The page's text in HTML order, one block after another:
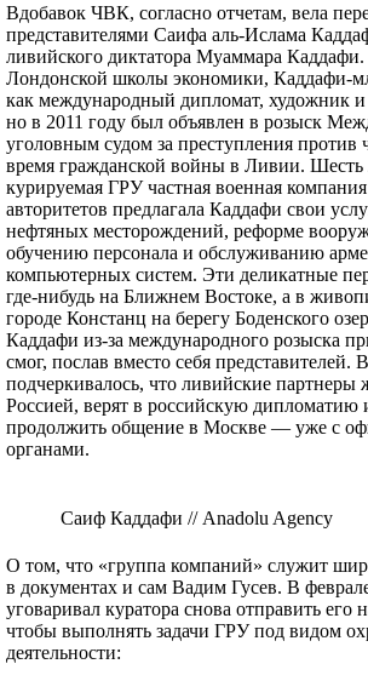
Вдобавок ЧВК, согласно отчетам, вела
представителями Саифа аль-Ислама
ливийского диктатора Муаммара
Лондонской школы экономики, Каддафи-
как международный дипломат, художник и
но в 2011 году был объявлен в розыск
уголовным судом за преступления против
время гражданской войны в Ливии. Шесть
курируемая ГРУ частная военная
авторитетов предлагала Каддафи свои
нефтяных месторождений, реформе
обучению персонала и обслуживанию
компьютерных систем. Эти деликатные
где-нибудь на Ближнем Востоке, а в
городе Констанц на берегу Боденского
Каддафи из-за международного розыска
смог, послав вместо себя представителей.
подчеркивалось, что ливийские партнеры
Россией, верят в российскую дипломатию
продолжить общение в Москве — уже с
органами.
Саиф Каддафи // Anadolu Agency
О том, что «группа компаний» служит
в документах и сам Вадим Гусев. В
уговаривал куратора снова отправить
чтобы выполнять задачи ГРУ под видом
деятельности: